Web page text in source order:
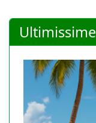
Ultimissime